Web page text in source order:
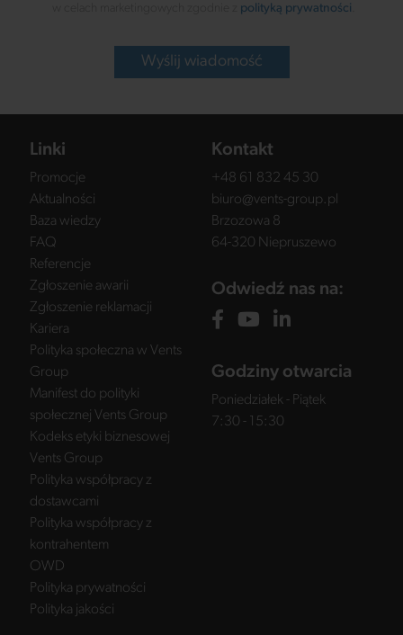
polityką prywatności
Wyślij wiadomość
Linki
Promocje
Aktualności
Baza wiedzy
FAQ
Referencje
Zgłoszenie awarii
Zgłoszenie reklamacji
Kariera
Polityka społeczna w Vents
Group
Manifest do polityki
społecznej Vents Group
Kodeks etyki biznesowej
Vents Group
Polityka współpracy z
dostawcami
Polityka współpracy z
kontrahentem
OWD
Polityka prywatności
Polityka jakości
Kontakt
+48 61 832 45 30
biuro@vents-group.pl
Brzozowa 8
64-320 Niepruszewo
Odwiedź nas na:
Godziny otwarcia
Poniedziałek - Piątek
7:30 - 15:30